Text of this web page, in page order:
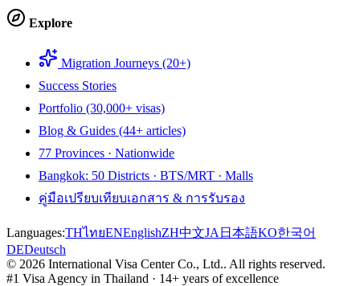
Explore
Migration Journeys (20+)
Success Stories
Portfolio (30,000+ visas)
Blog & Guides (44+ articles)
77 Provinces · Nationwide
Bangkok: 50 Districts · BTS/MRT · Malls
คู่มือเปรียบเทียบเอกสาร & การรับรอง
Languages:THไทยENEnglishZH中文JA 日本語KO한국어
DEDeutsch
© 2026 International Visa Center Co., Ltd.. All rights reserved.
#1 Visa Agency in Thailand · 14+ years of excellence